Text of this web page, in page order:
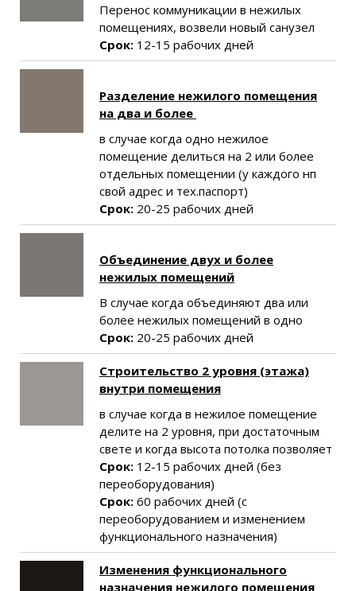
Перенос коммуникации в нежилых
помещениях, возвели новый санузел
Срок: 12-15 рабочих дней
Разделение нежилого помещения
на два и более
в случае когда одно нежилое
помещение делиться на 2 или более
отдельных помещении (у каждого нп
свой адрес и тех.паспорт)
Срок: 20-25 рабочих дней
Объединение двух и более
нежилых помещений
В случае когда объединяют два или
более нежилых помещений в одно
Срок: 20-25 рабочих дней
Строительство 2 уровня (этажа)
внутри помещения
в случае когда в нежилое помещение
делите на 2 уровня, при достаточным
свете и когда высота потолка позволяет
Срок: 12-15 рабочих дней (без
переоборудования)
Срок: 60 рабочих дней (с
переоборудованием и изменением
функционального назначения)
Изменения функционального
назначения нежилого помещения